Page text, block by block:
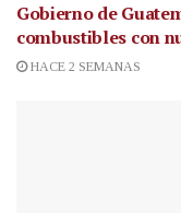
Gobierno de
combustibles con
HACE 2 SEMANAS